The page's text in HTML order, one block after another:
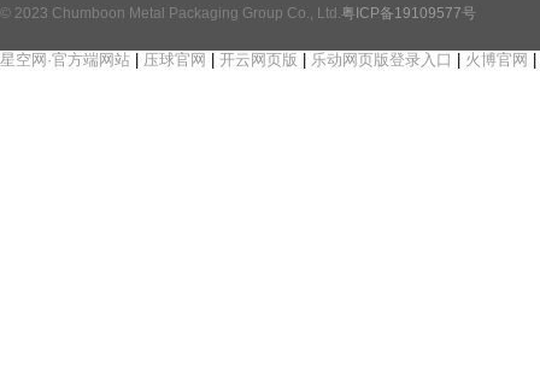
© 2023 Chumboon Metal Packaging Group Co., Ltd. 粤ICP备19109577号
星空网·官方端网站 | 压球官网 | 开云网页版 | 乐动网页版登录入口 | 火博官网 |